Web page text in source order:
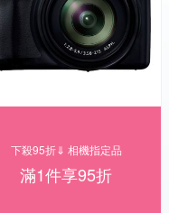
下殺95折⇓ 相機指定品
滿1件享95折